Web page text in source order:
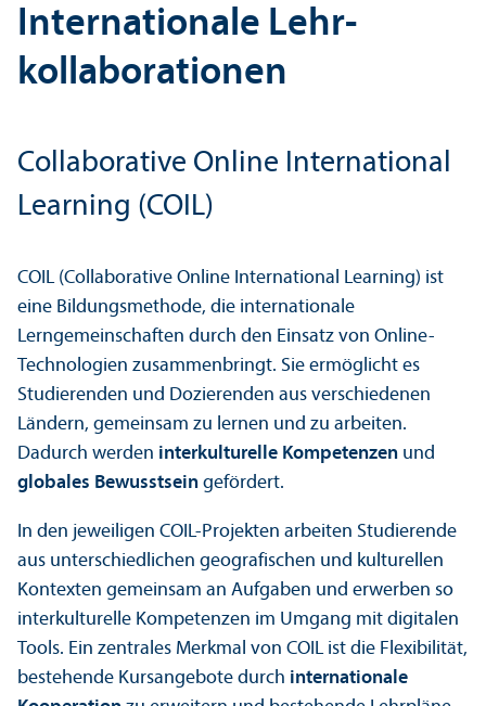
Internationale Lehr­
kollaborationen
Collaborative Online International
Learning (COIL)
COIL (Collaborative Online International Learning) ist
eine Bildungs­methode, die internationale
Lerngemeinschaften durch den Einsatz von Online-
Technologien zusammenbringt. Sie ermöglicht es
Studierenden und Dozierenden aus verschiedenen
Ländern, gemeinsam zu lernen und zu arbeiten.
Dadurch werden interkulturelle Kompetenzen und
globales Bewusstsein gefördert.
In den jeweiligen COIL-Projekten arbeiten Studierende
aus unter­schiedlichen geografischen und kulturellen
Kontexten gemeinsam an Aufgaben und erwerben so
interkulturelle Kompetenzen im Umgang mit digitalen
Tools. Ein zentrales Merkmal von COIL ist die Flexibilität,
bestehende Kursangebote durch internationale